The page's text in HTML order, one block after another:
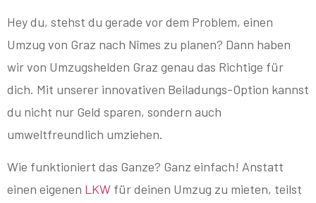
Hey du, stehst du gerade vor dem Problem, einen
Umzug von Graz nach Nîmes zu planen? Dann haben
wir von Umzugshelden Graz genau das Richtige für
dich. Mit unserer innovativen Beiladungs-Option kannst
du nicht nur Geld sparen, sondern auch
umweltfreundlich umziehen.
Wie funktioniert das Ganze? Ganz einfach! Anstatt
einen eigenen LKW für deinen Umzug zu mieten, teilst